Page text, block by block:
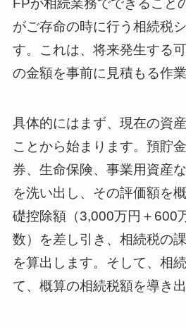
FPが相続業務でできること
がご存命の時に行う相続税
す。これは、将来発生する
の金額を事前に見積もる作業
具体的にはまず、現在の資
ことから始まります。預貯
券、生命保険、事業用資産
を洗い出し、その評価額を
礎控除額（3,000万円＋600
数）を差し引き、相続税の
を算出します。そして、相
て、概算の相続税額を導き出